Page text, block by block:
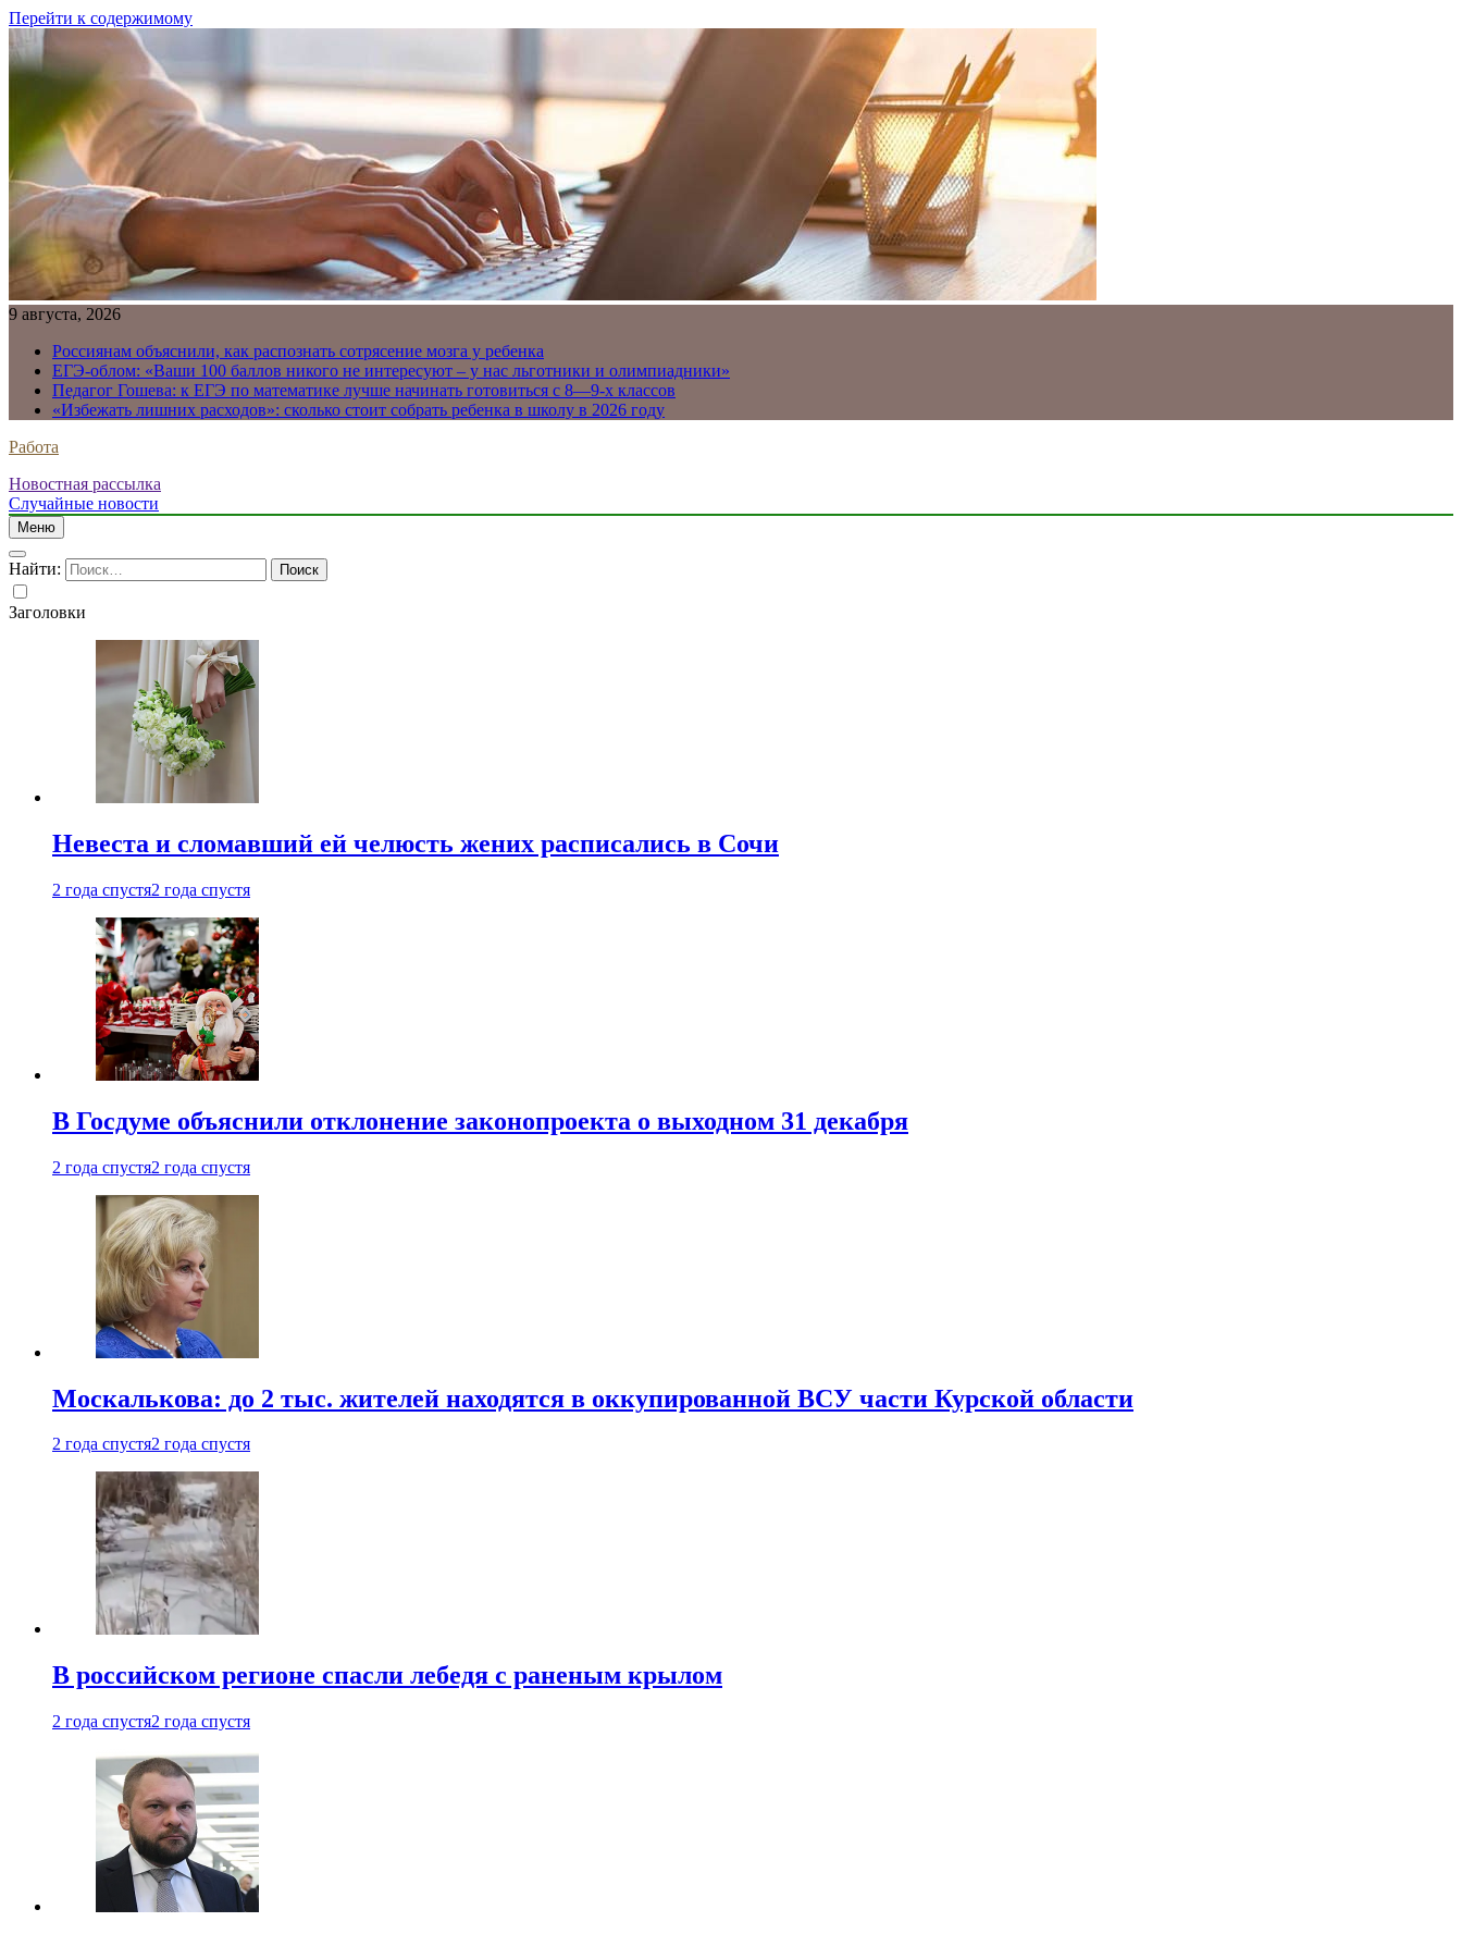
Перейти к содержимому
9 августа, 2026
Россиянам объяснили, как распознать сотрясение мозга у ребенка
ЕГЭ-облом: «Ваши 100 баллов никого не интересуют – у нас льготники и олимпиадники»
Педагог Гошева: к ЕГЭ по математике лучше начинать готовиться с 8—9-х классов
«Избежать лишних расходов»: сколько стоит собрать ребенка в школу в 2026 году
Работа
Новостная рассылка
Случайные новости
Меню
Найти:
Заголовки
Невеста и сломавший ей челюсть жених расписались в Сочи
2 года спустя2 года спустя
В Госдуме объяснили отклонение законопроекта о выходном 31 декабря
2 года спустя2 года спустя
Москалькова: до 2 тыс. жителей находятся в оккупированной ВСУ части Курской области
2 года спустя2 года спустя
В российском регионе спасли лебедя с раненым крылом
2 года спустя2 года спустя